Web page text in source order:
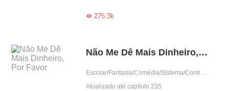
275.3k
Não Me Dê Mais Dinheiro, Por Favor
Escolar/Fantasia/Comédia/Sistema/Contra-Ataque
Atualizado até capítulo 235